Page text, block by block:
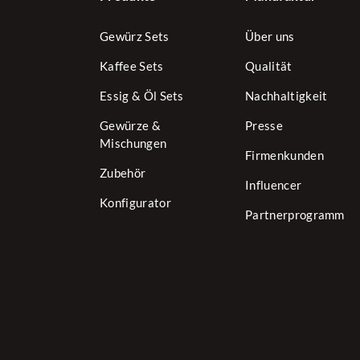
Auf 250 ml heißer
:
Menge:34g
Glühwein -
Entdecke mit
sorgfältig
kräftige Nelken, um
Gewürze wird
Egal, ob du einen
Getränk zur
Gewürz Sets
Kaffee Sets
Essig & Öl Sets
Gewürze &
Mischungen
Zubehör
Konfigurator
Über uns
Qualität
Nachhaltigkeit
Presse
Firmenkunden
Influencer
Partnerprogramm